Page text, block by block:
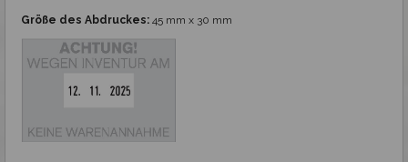
Größe des Abdruckes: 45 mm x 30 mm